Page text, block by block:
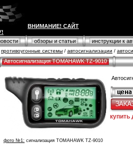
ВНИМАНИЕ! САЙТ
обзоры и статьи
инструкции к
противоугонные системы / автосигнализации /
Автосигнализация TOMAHAWK TZ-9010
фото №1: сигнализация TOMAHAWK TZ-9010
купить